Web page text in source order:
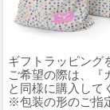
ギフトラッピング
ご希望の際は、『
と同様に購入して
※包装の形のご指